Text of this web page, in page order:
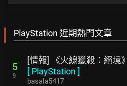
PlayStation 近期熱門文章
5
9
[情報] 《火線獵殺：絕境
[ PlayStation ]
basala5417